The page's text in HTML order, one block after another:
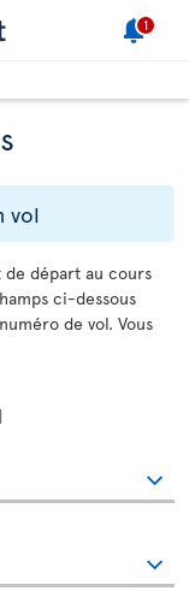
1
vol
de départ au cours
ci-dessous
de vol. Vous